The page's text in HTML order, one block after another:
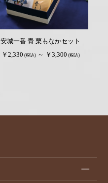
安城一番 青 栗もなかセット
￥2,330 (税込)～ ￥3,300 (税込)